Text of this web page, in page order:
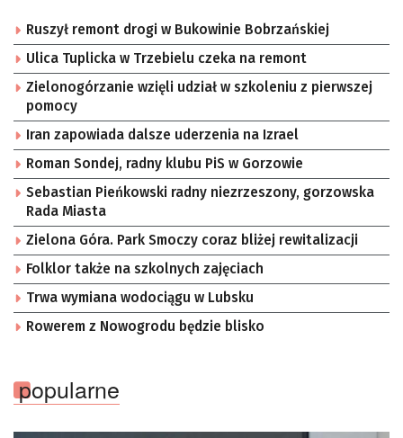
Ruszył remont drogi w Bukowinie Bobrzańskiej
Ulica Tuplicka w Trzebielu czeka na remont
Zielonogórzanie wzięli udział w szkoleniu z pierwszej
pomocy
Iran zapowiada dalsze uderzenia na Izrael
Roman Sondej, radny klubu PiS w Gorzowie
Sebastian Pieńkowski radny niezrzeszony, gorzowska
Rada Miasta
Zielona Góra. Park Smoczy coraz bliżej rewitalizacji
Folklor także na szkolnych zajęciach
Trwa wymiana wodociągu w Lubsku
Rowerem z Nowogrodu będzie blisko
popularne